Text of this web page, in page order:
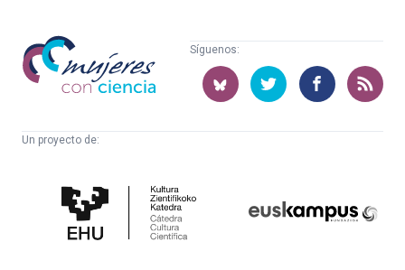
Mujeres
con
ciencia
Síguenos:
Un proyecto de:
Cultura
Científica